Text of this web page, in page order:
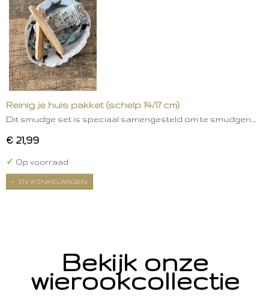
Reinig je huis pakket (schelp 14/17 cm)
Dit smudge set is speciaal samengesteld om te smudgen.…
€ 21,99
✓ Op voorraad
IN WINKELWAGEN
Bekijk onze
wierookcollectie